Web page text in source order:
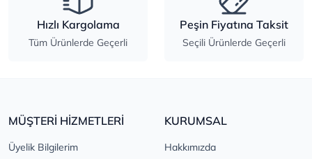
Hızlı Kargolama
Tüm Ürünlerde Geçerli
Peşin Fiyatına Taksit
Seçili Ürünlerde Geçerli
MÜŞTERİ HİZMETLERİ
Üyelik Bilgilerim
KURUMSAL
Hakkımızda